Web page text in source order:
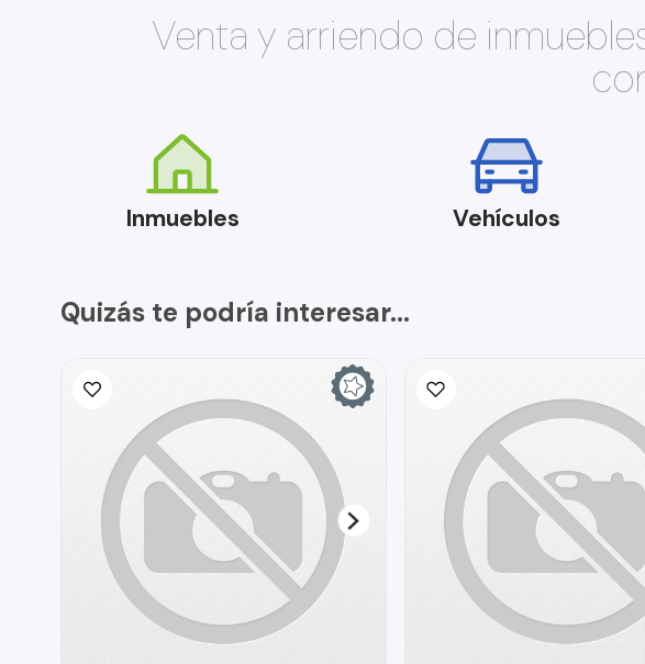
Venta y arriendo de
Inmuebles Vehículos
Quizás te podría interesar...